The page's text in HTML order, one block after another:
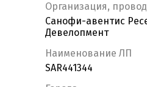
Организация,
Санофи-авентис
Девелопмент
Наименование ЛП
SAR441344